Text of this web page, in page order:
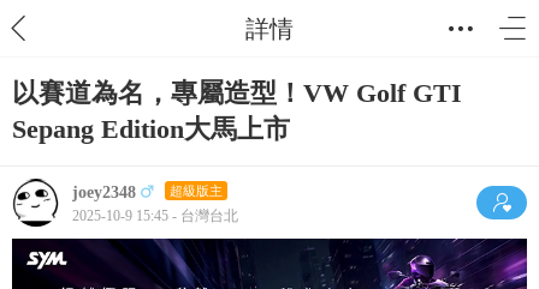
詳情
以賽道為名，專屬造型！VW Golf GTI
Sepang Edition大馬上市
joey2348 超級版主
2025-10-9 15:45 - 台灣台北